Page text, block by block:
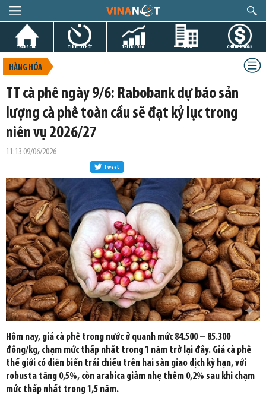
TRANG CHỦ TIN GIỜ CHÓT THỊ TRƯỜNG DỰ ÁN CHỨNG KHOÁN
HÀNG HÓA
TT cà phê ngày 9/6: Rabobank dự báo sản
lượng cà phê toàn cầu sẽ đạt kỷ lục trong
niên vụ 2026/27
11:13 09/06/2026
Tweet
Hôm nay, giá cà phê trong nước ở quanh mức 84.500 – 85.300
đồng/kg, chạm mức thấp nhất trong 1 năm trở lại đây. Giá cà phê
thế giới có diễn biến trái chiều trên hai sàn giao dịch kỳ hạn, với
robusta tăng 0,5%, còn arabica giảm nhẹ thêm 0,2% sau khi chạm
mức thấp nhất trong 1,5 năm.